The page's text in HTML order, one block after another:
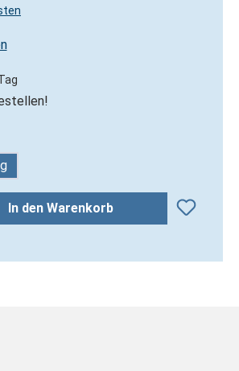
den gewünschten Wert
In den Warenkorb